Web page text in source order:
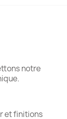
notre
et finitions